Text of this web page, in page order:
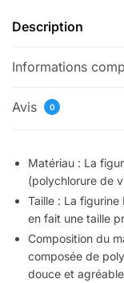
Description
Informations
Avis 0
Matériau : La
(polychlorure de
Taille : La
en fait une taille
Composition du
composée de
douce et